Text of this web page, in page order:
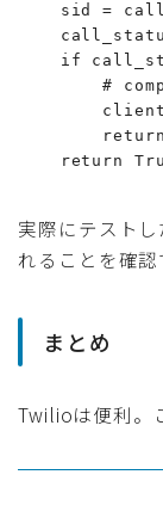
sid =
if
#
return
実際にテスト
れることを確認
まとめ
Twilioは便利。